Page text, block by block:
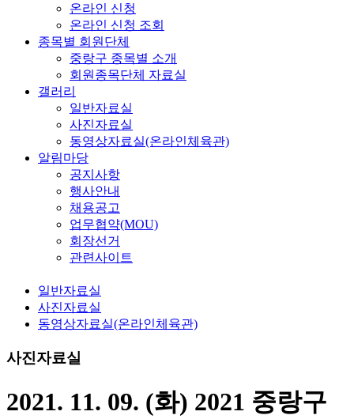
온라인 신청
온라인 신청 조회
종목별 회원단체
중랑구 종목별 소개
회원종목단체 자료실
갤러리
일반자료실
사진자료실
동영상자료실(온라인체육관)
알림마당
공지사항
행사안내
채용공고
업무협약(MOU)
회장선거
관련사이트
일반자료실
사진자료실
동영상자료실(온라인체육관)
사진자료실
2021. 11. 09. (화) 2021 중랑구